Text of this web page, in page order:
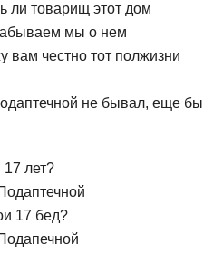
ли товарищ этот дом
мы о нем
вам честно тот полжизни
не бывал, еще бы
17 лет?
17 бед?